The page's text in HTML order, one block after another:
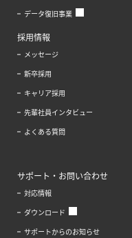
データ復旧事業
採用情報
メッセージ
新卒採用
キャリア採用
先輩社員インタビュー
よくある質問
サポート・お問い合わせ
対応情報
ダウンロード
サポートからのお知らせ